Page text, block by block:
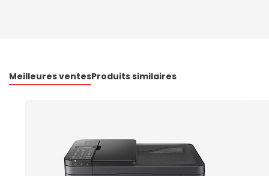
Meilleures ventesProduits similaires